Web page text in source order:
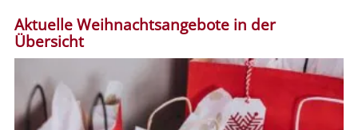
Aktuelle Weihnachtsangebote in der
Übersicht